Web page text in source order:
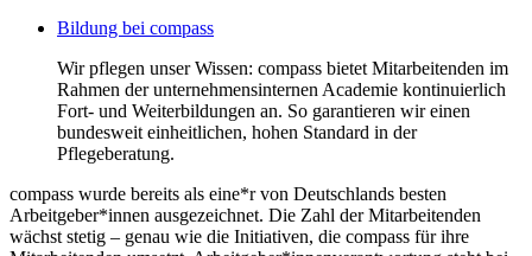
Bildung bei compass
Wir pflegen unser Wissen: compass bietet Mitarbeitenden im
Rahmen der unternehmensinternen Academie kontinuierlich
Fort- und Weiterbildungen an. So garantieren wir einen
bundesweit einheitlichen, hohen Standard in der
Pflegeberatung.
compass wurde bereits als eine*r von Deutschlands besten
Arbeitgeber*innen ausgezeichnet. Die Zahl der Mitarbeitenden
wächst stetig – genau wie die Initiativen, die compass für ihre